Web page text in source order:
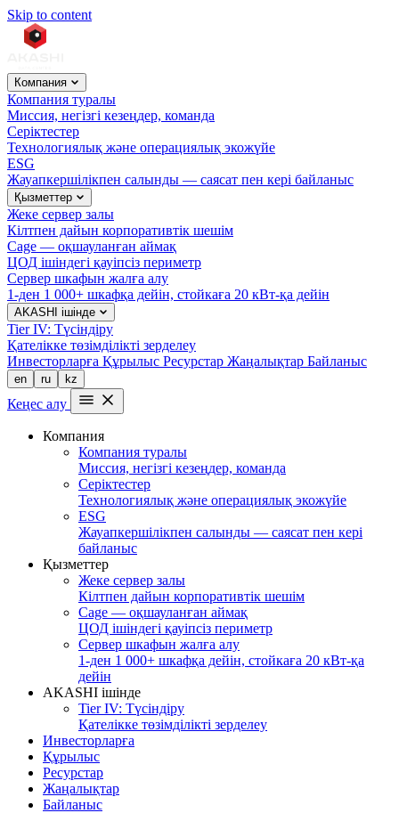
Skip to content
Компания
Компания туралы
Миссия, негізгі кезеңдер, команда
Серіктестер
Технологиялық және операциялық экожүйе
ESG
Жауапкершілікпен салынды — саясат пен кері байланыс
Қызметтер
Жеке сервер залы
Кілтпен дайын корпоративтік шешім
Cage — оқшауланған аймақ
ЦОД ішіндегі қауіпсіз периметр
Сервер шкафын жалға алу
1-ден 1 000+ шкафқа дейін, стойкаға 20 кВт-қа дейін
AKASHI ішінде
Tier IV: Түсіндіру
Қателікке төзімділікті зерделеу
Инвесторларға Құрылыс Ресурстар Жаңалықтар Байланыс
en ru kz
Кеңес алу
Компания
Компания туралы
Миссия, негізгі кезеңдер, команда
Серіктестер
Технологиялық және операциялық экожүйе
ESG
Жауапкершілікпен салынды — саясат пен кері
байланыс
Қызметтер
Жеке сервер залы
Кілтпен дайын корпоративтік шешім
Cage — оқшауланған аймақ
ЦОД ішіндегі қауіпсіз периметр
Сервер шкафын жалға алу
1-ден 1 000+ шкафқа дейін, стойкаға 20 кВт-қа
дейін
AKASHI ішінде
Tier IV: Түсіндіру
Қателікке төзімділікті зерделеу
Инвесторларға
Құрылыс
Ресурстар
Жаңалықтар
Байланыс